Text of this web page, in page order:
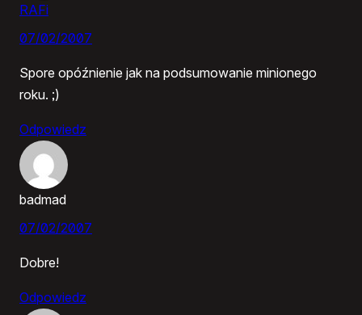
RAFi
07/02/2007
Spore opóźnienie jak na podsumowanie minionego
roku. ;)
Odpowiedz
badmad
07/02/2007
Dobre!
Odpowiedz